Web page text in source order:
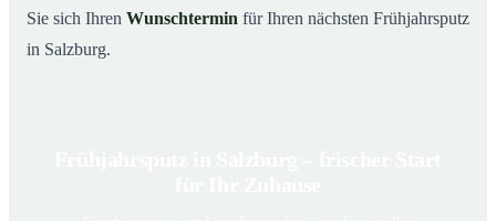
Sie sich Ihren Wunschtermin für Ihren nächsten Frühjahrsputz
in Salzburg.